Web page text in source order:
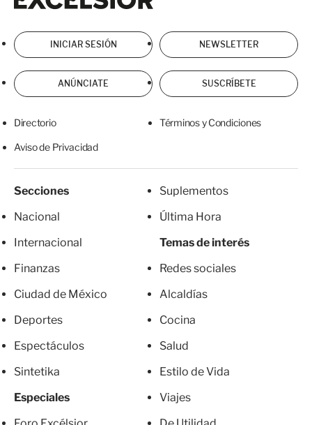
INICIAR SESIÓN NEWSLETTER
ANÚNCIATE SUSCRÍBETE
Directorio Términos y Condiciones
Aviso de Privacidad
Secciones
Nacional
Internacional
Finanzas
Ciudad de México
Deportes
Espectáculos
Sintetika
Especiales
Suplementos
Última Hora
Temas de interés
Redes sociales
Alcaldías
Cocina
Salud
Estilo de Vida
Viajes